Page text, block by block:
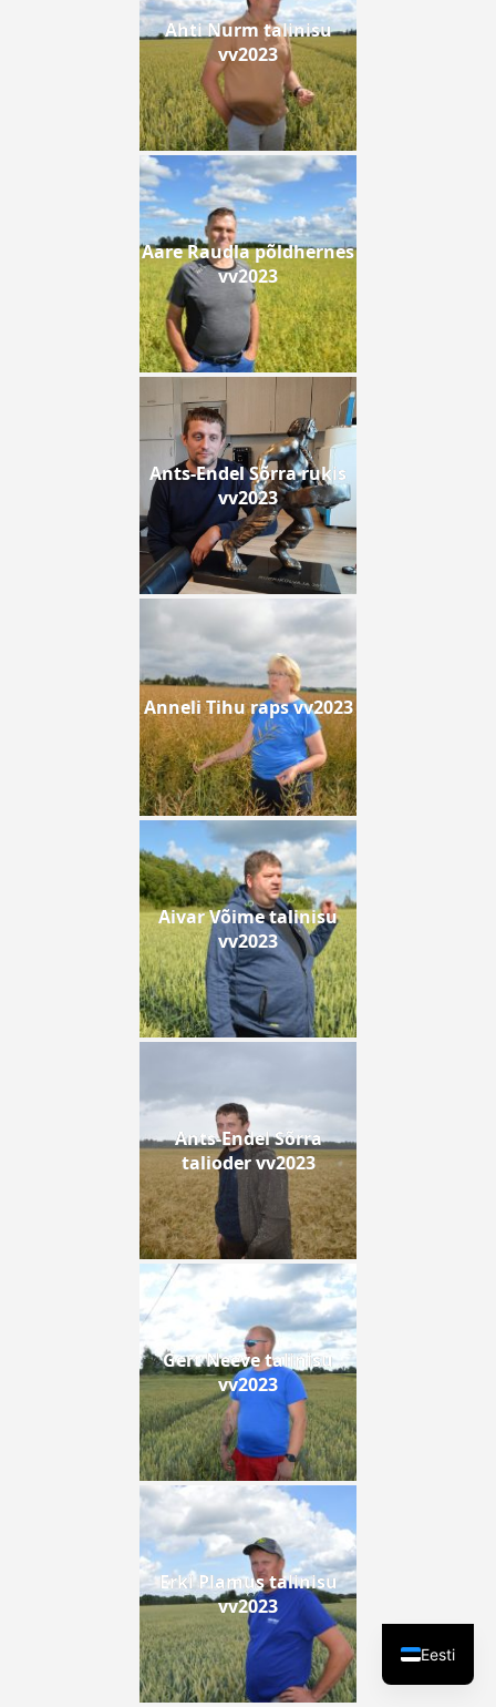
Ahti Nurm talinisu
vv2023
Aare Raudla põldhernes
vv2023
Ants-Endel Sõrra rukis
vv2023
Anneli Tihu raps vv2023
Aivar Võime talinisu
vv2023
Ants-Endel Sõrra
talioder vv2023
Gert Neeve talinisu
vv2023
Erki Plamus talinisu
vv2023
Eesti